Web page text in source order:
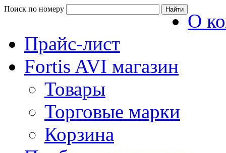
Поиск по номеру
О
Прайс-лист
Fortis AVI магазин
Товары
Торговые марки
Корзина